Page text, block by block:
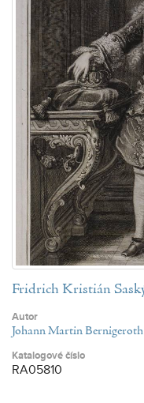
Fridrich Kristián
Autor
Johann Martin Bernigeroth
Katalogové číslo
RA05810